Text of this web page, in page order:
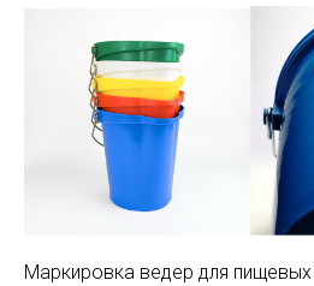
Маркировка ведер для